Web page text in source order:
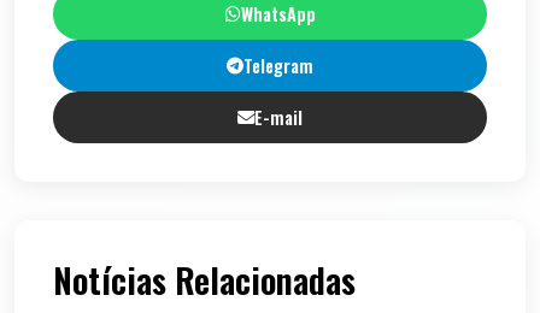
WhatsApp
Telegram
E-mail
Notícias Relacionadas